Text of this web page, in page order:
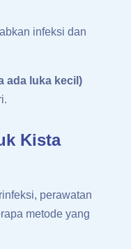
infeksi dan
ada luka kecil)
Kista
perawatan
metode yang